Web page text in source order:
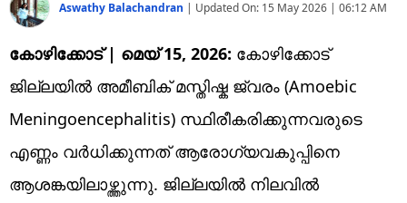
Aswathy Balachandran | Updated On: 15 May 2026 | 06:12 AM
കോഴിക്കോട് | മെയ് 15, 2026: കോഴിക്കോട്
ജില്ലയിൽ അമീബിക് മസ്തിഷ്ക ജ്വരം (Amoebic
Meningoencephalitis) സ്ഥിരീകരിക്കുന്നവരുടെ
എണ്ണം വർധിക്കുന്നത് ആരോഗ്യവകുപ്പിനെ
ആശങ്കയിലാഴ്ത്തുന്നു. ജില്ലയിൽ നിലവിൽ